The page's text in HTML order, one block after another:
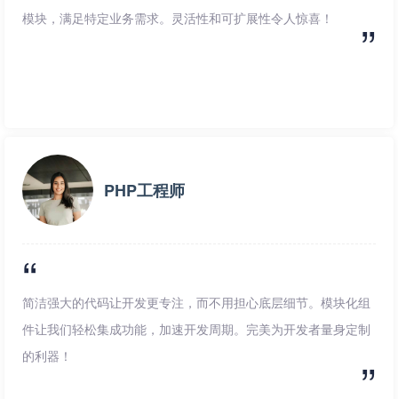
模块，满足特定业务需求。灵活性和可扩展性令人惊喜！
PHP工程师
简洁强大的代码让开发更专注，而不用担心底层细节。模块化组
件让我们轻松集成功能，加速开发周期。完美为开发者量身定制
的利器！